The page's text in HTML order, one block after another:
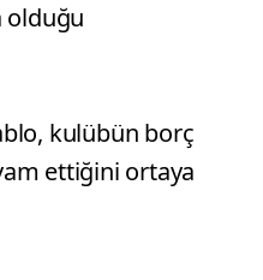
olduğu
kulübün borç
ettiğini ortaya